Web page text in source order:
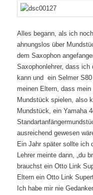
Alles begann, als ich
ahnungslos über
dem Saxophon
Saxophonlehrer, dass
kann und ein Selmer
meinen Eltern, dass
Mundstück spielen, also
Mundstück, ein Yamaha
ausreichend gewesen
Ein Jahr später sollte ich
Lehrer meinte dann, „du
brauchst ein Otto Link
Eltern ein Otto Link
Ich habe mir nie